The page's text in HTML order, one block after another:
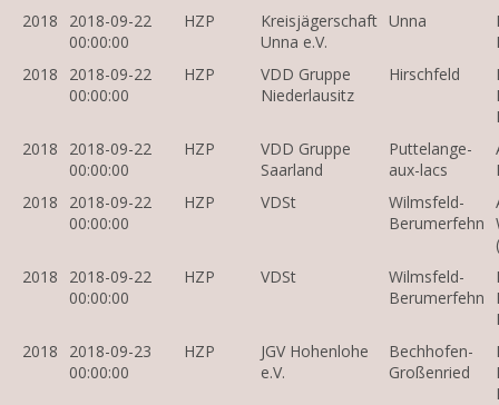
2018
2018-09-22
00:00:00
HZP
Kreisjägerschaft
Unna e.V.
Unna
2018
2018-09-22
00:00:00
HZP
VDD Gruppe
Niederlausitz
Hirschfeld
2018
2018-09-22
00:00:00
HZP
VDD Gruppe
Saarland
Puttelange-
aux-lacs
2018
2018-09-22
00:00:00
HZP VDSt
Wilmsfeld-
Berumerfehn
2018
2018-09-22
00:00:00
HZP VDSt
Wilmsfeld-
Berumerfehn
2018
2018-09-23
00:00:00
HZP
JGV Hohenlohe
e.V.
Bechhofen-
Großenried